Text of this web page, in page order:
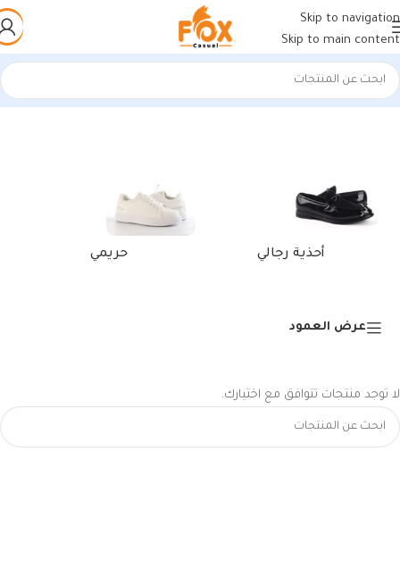
Skip to navigation
Skip to main content
الرئيسية/منتجات تحت الوسم “محفظة كروت شخصية”
أحذية رجالي حريمي
عرض العمود
لا توجد منتجات تتوافق مع اختيارك.